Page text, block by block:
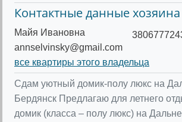
Контактные данные хозяина
Майя Ивановна
annselvinsky@gmail.com
все квартиры этого владельца
Сдам уютный домик-полу люкс на
Бердянск Предлагаю для летнего
домик (класса – полу люкс) на